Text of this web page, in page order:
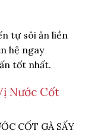
tự sôi ăn liền
hệ ngay
tốt nhất.
Nước Cốt
CỐT GÀ SẤY